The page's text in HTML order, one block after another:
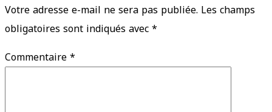
Votre adresse e-mail ne sera pas publiée. Les champs
obligatoires sont indiqués avec*
Commentaire*